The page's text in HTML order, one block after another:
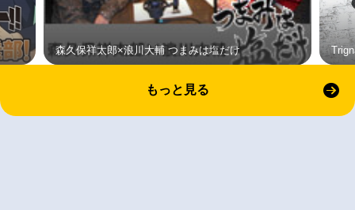
森久保祥太郎×浪川大輔 つまみは塩だけ
もっと見る